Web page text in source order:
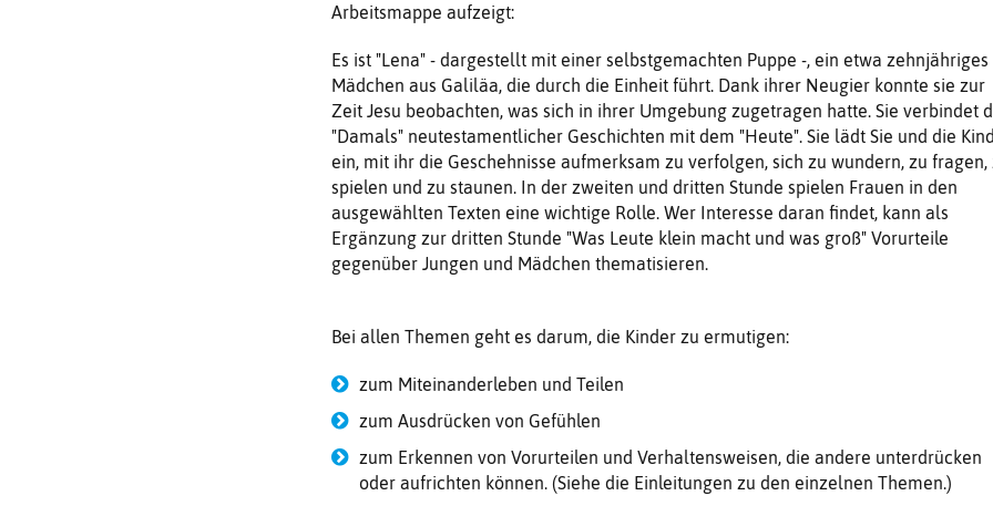
Arbeitsmappe aufzeigt:
Es ist "Lena" - dargestellt mit einer selbstgemachten Puppe -, ein etwa zehnjähriges
Mädchen aus Galiläa, die durch die Einheit führt. Dank ihrer Neugier konnte sie zur
Zeit Jesu beobachten, was sich in ihrer Umgebung zugetragen hatte. Sie verbindet
"Damals" neutestamentlicher Geschichten mit dem "Heute". Sie lädt Sie und die
ein, mit ihr die Geschehnisse aufmerksam zu verfolgen, sich zu wundern, zu fragen,
spielen und zu staunen. In der zweiten und dritten Stunde spielen Frauen in den
ausgewählten Texten eine wichtige Rolle. Wer Interesse daran findet, kann als
Ergänzung zur dritten Stunde "Was Leute klein macht und was groß" Vorurteile
gegenüber Jungen und Mädchen thematisieren.
Bei allen Themen geht es darum, die Kinder zu ermutigen:
zum Miteinanderleben und Teilen
zum Ausdrücken von Gefühlen
zum Erkennen von Vorurteilen und Verhaltensweisen, die andere unterdrücken
oder aufrichten können. (Siehe die Einleitungen zu den einzelnen Themen.)